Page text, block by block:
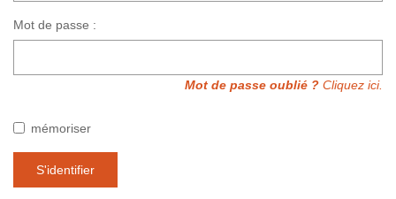
Mot de passe :
Mot de passe oublié ? Cliquez ici.
mémoriser
S'identifier